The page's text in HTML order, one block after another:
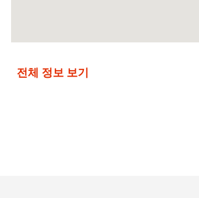
전체 정보 보기